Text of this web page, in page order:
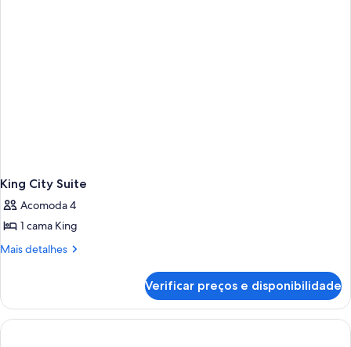
King City Suite
Acomoda 4
1 cama King
Mais detalhes
Mais
City
Suite
Verificar preços e disponibilidade